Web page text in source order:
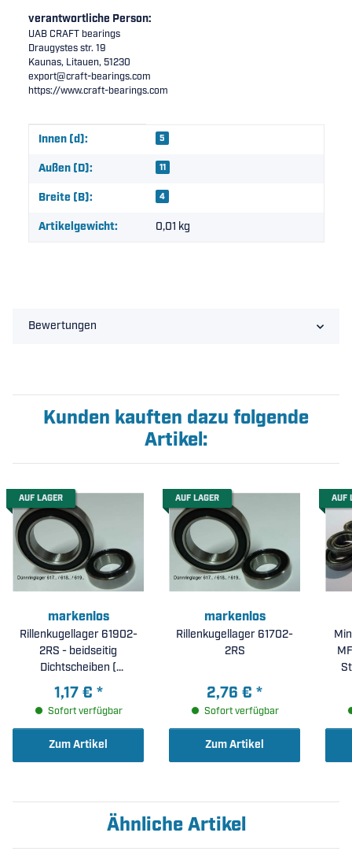
verantwortliche Person:
UAB CRAFT bearings
Draugystes str. 19
Kaunas, Litauen, 51230
export@craft-bearings.com
https://www.craft-bearings.com
Produkteigenschaft
Wert
Innen (d): 5
Außen (D): 11
Breite (B): 4
Artikelgewicht: 0,01 kg
Bewertungen
Kunden kauften dazu folgende
Artikel:
AUF LAGER
markenlos
Rillenkugellager 61902-
2RS - beidseitig
Dichtscheiben (
15x28x7mm )
1,17 € *
Sofort verfügbar
Zum Artikel
AUF LAGER
markenlos
Rillenkugellager 61702-
2RS
2,76 € *
Sofort verfügbar
Zum Artikel
AUF
Ähnliche Artikel